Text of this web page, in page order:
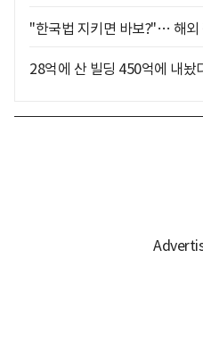
"한국법 지키면 바보?"… 해외
28억에 산 빌딩 450억에 내놨